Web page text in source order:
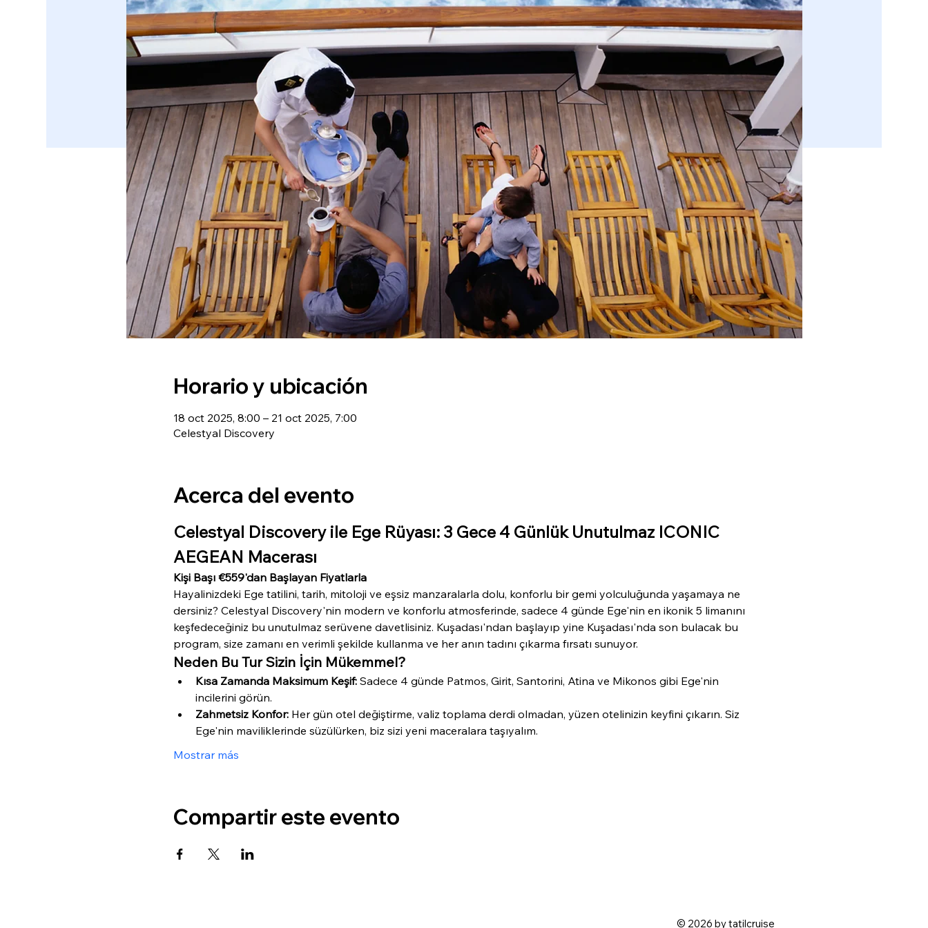
Horario y ubicación
18 oct 2025, 8:00 – 21 oct 2025, 7:00
Celestyal Discovery
Acerca del evento
Celestyal Discovery ile Ege Rüyası: 3 Gece 4 Günlük Unutulmaz ICONIC
AEGEAN Macerası
Kişi Başı €559'dan Başlayan Fiyatlarla
Hayalinizdeki Ege tatilini, tarih, mitoloji ve eşsiz manzaralarla dolu, konforlu bir gemi yolculuğunda yaşamaya ne
dersiniz? Celestyal Discovery'nin modern ve konforlu atmosferinde, sadece 4 günde Ege'nin en ikonik 5 limanını
keşfedeceğiniz bu unutulmaz serüvene davetlisiniz. Kuşadası'ndan başlayıp yine Kuşadası'nda son bulacak bu
program, size zamanı en verimli şekilde kullanma ve her anın tadını çıkarma fırsatı sunuyor.
Neden Bu Tur Sizin İçin Mükemmel?
Kısa Zamanda Maksimum Keşif: Sadece 4 günde Patmos, Girit, Santorini, Atina ve Mikonos gibi Ege'nin
incilerini görün.
Zahmetsiz Konfor: Her gün otel değiştirme, valiz toplama derdi olmadan, yüzen otelinizin keyfini çıkarın. Siz
Ege'nin maviliklerinde süzülürken, biz sizi yeni maceralara taşıyalım.
Mostrar más
Compartir este evento
© 2026 by tatilcruise